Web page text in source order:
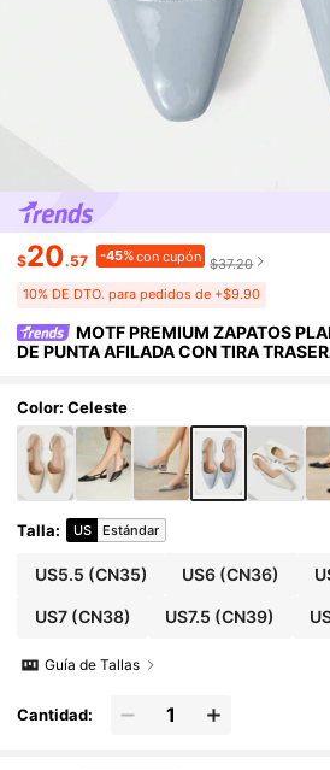
$20.57 -45%con cupón $37.20
10% DE DTO. para pedidos de +$9.90
MOTF PREMIUM ZAPATOS
DE PUNTA AFILADA CON TIRA
Color: Celeste
Talla: US Estándar
US5.5 (CN35) US6 (CN36)
US7(CN38) US7.5 (CN39)
Guía de Tallas
Cantidad: